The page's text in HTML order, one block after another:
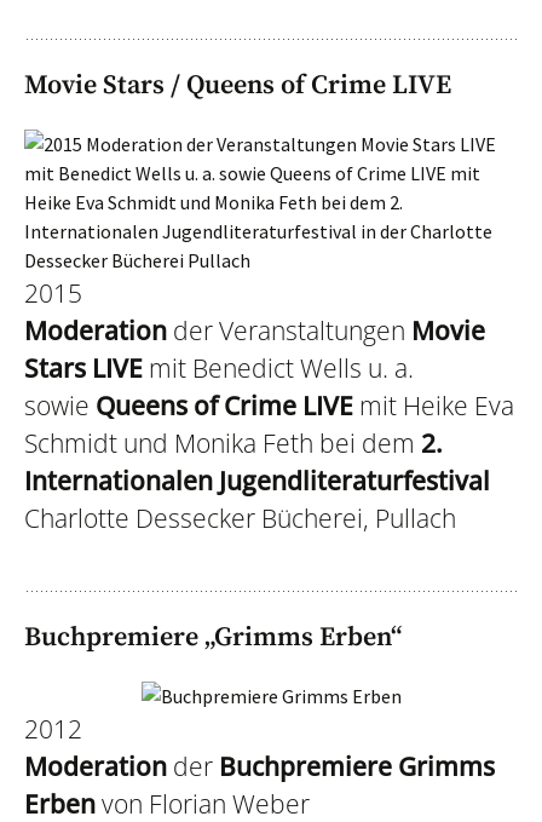
Movie Stars / Queens of Crime LIVE
2015
Moderation der Veranstaltungen Movie
Stars LIVE mit Benedict Wells u. a.
sowie Queens of Crime LIVE mit Heike Eva
Schmidt und Monika Feth bei dem 2.
Internationalen Jugendliteraturfestival
Charlotte Dessecker Bücherei, Pullach
Buchpremiere „Grimms Erben“
2012
Moderation der Buchpremiere Grimms
Erbenvon Florian Weber